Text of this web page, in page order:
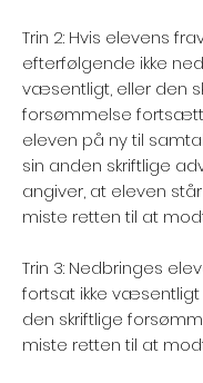
Trin 2: Hvis elevens
efterfølgende ikke
væsentligt, eller den
forsømmelse
eleven på ny til
sin anden skriftlige
angiver, at eleven
miste retten til at
Trin 3: Nedbringes
fortsat ikke
den skriftlige
miste retten til at